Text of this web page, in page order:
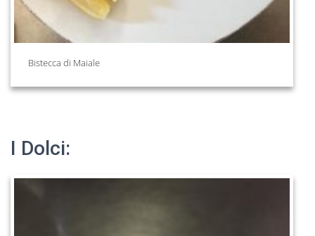
Bistecca di Maiale
I Dolci: